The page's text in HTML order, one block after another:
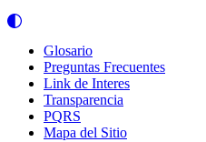
Glosario
Preguntas Frecuentes
Link de Interes
Transparencia
PQRS
Mapa del Sitio